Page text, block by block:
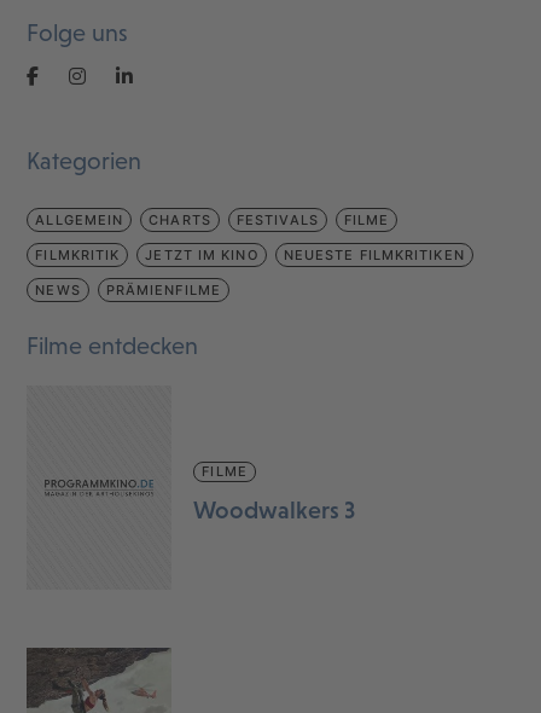
Folge uns
Kategorien
ALLGEMEIN CHARTS FESTIVALS FILME
FILMKRITIK JETZT IM KINO NEUESTE FILMKRITIKEN
NEWS PRÄMIENFILME
Filme entdecken
FILME
Woodwalkers 3